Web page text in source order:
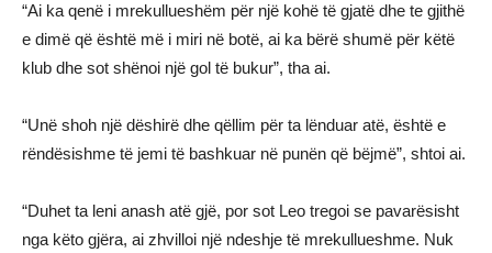
“Ai ka qenë i mrekullueshëm për një kohë të gjatë dhe te gjithë
e dimë që është më i miri në botë, ai ka bërë shumë për këtë
klub dhe sot shënoi një gol të bukur”, tha ai.
“Unë shoh një dëshirë dhe qëllim për ta lënduar atë, është e
rëndësishme të jemi të bashkuar në punën që bëjmë”, shtoi ai.
“Duhet ta leni anash atë gjë, por sot Leo tregoi se pavarësisht
nga këto gjëra, ai zhvilloi një ndeshje të mrekullueshme. Nuk